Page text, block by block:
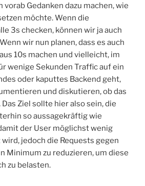
vorab Gedanken dazu machen, wie
möchte. Wenn die
3s checken, können wir ja auch
wir nun planen, dass es auch
10s machen und vielleicht, im
wenige Sekunden Traffic auf ein
oder kaputtes Backend geht,
und diskutieren, ob das
Ziel sollte hier also sein, die
so aussagekräftig wie
der User möglichst wenig
jedoch die Requests gegen
Minimum zu reduzieren, um diese
zu belasten.